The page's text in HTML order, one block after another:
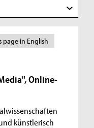
page in English
Online-
künstlerisch